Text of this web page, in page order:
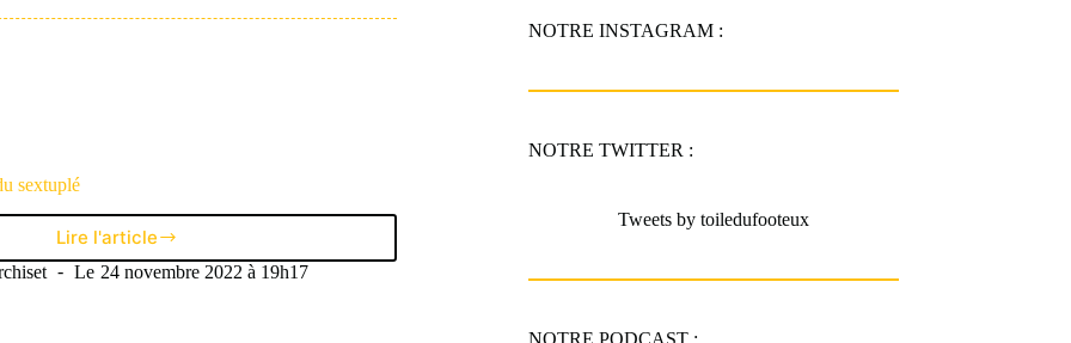
sextuplé
Lire l'article
Le
Brésil
Le 24 novembre 2022 à 19h17
NOTRE INSTAGRAM :
NOTRE TWITTER :
Tweets by toiledufooteux
NOTRE PODCAST :